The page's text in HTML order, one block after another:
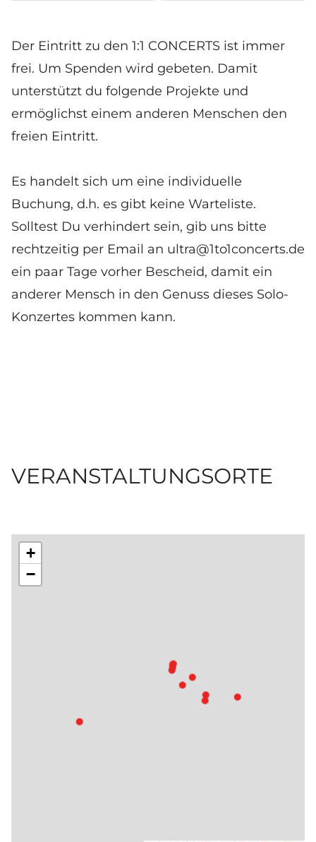
Der Eintritt zu den 1:1 CONCERTS ist immer
frei. Um Spenden wird gebeten. Damit
unterstützt du folgende Projekte und
ermöglichst einem anderen Menschen den
freien Eintritt.
Es handelt sich um eine individuelle
Buchung, d.h. es gibt keine Warteliste.
Solltest Du verhindert sein, gib uns bitte
rechtzeitig per Email an ultra@1to1concerts.de
ein paar Tage vorher Bescheid, damit ein
anderer Mensch in den Genuss dieses Solo-
Konzertes kommen kann.
VERANSTALTUNGSORTE
+
−